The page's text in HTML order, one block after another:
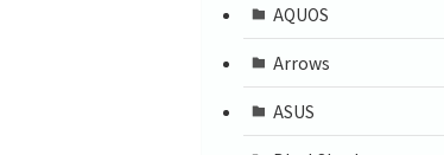
AQUOS
Arrows
ASUS